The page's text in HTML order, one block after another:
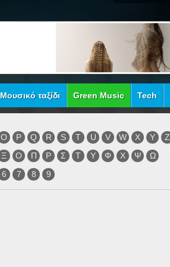
Μουσικό ταξίδι Green Music Tech
O P Q R S T U V W X Y
Z
Ξ Ο Π Ρ Σ Τ Υ Φ Χ Ψ
Ω
6 7 8 9